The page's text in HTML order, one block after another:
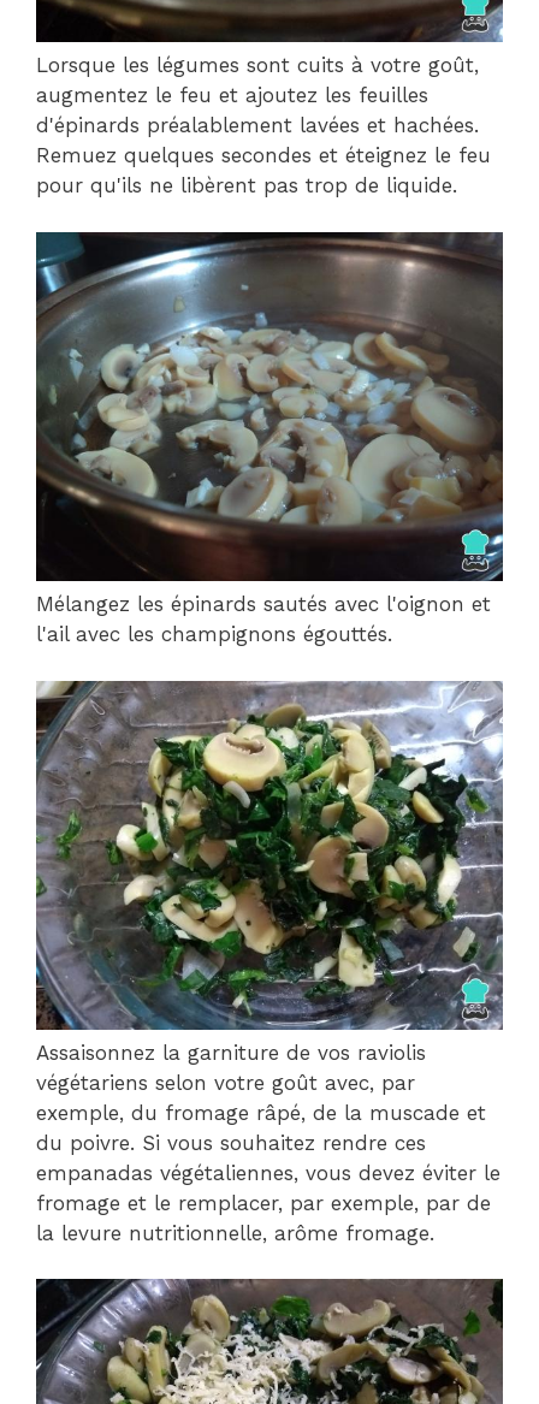
Lorsque les légumes sont cuits à votre goût,
augmentez le feu et ajoutez les feuilles
d'épinards préalablement lavées et hachées.
Remuez quelques secondes et éteignez le feu
pour qu'ils ne libèrent pas trop de liquide.
Mélangez les épinards sautés avec l'oignon et
l'ail avec les champignons égouttés.
Assaisonnez la garniture de vos raviolis
végétariens selon votre goût avec, par
exemple, du fromage râpé, de la muscade et
du poivre. Si vous souhaitez rendre ces
empanadas végétaliennes, vous devez éviter le
fromage et le remplacer, par exemple, par de
la levure nutritionnelle, arôme fromage.